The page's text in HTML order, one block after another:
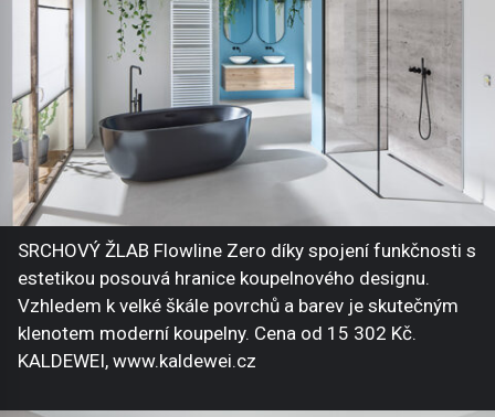
SRCHOVÝ ŽLAB Flowline Zero díky spojení funkčnosti s
estetikou posouvá hranice koupelnového designu.
Vzhledem k velké škále povrchů a barev je skutečným
klenotem moderní koupelny. Cena od 15 302 Kč.
KALDEWEI, www.kaldewei.cz